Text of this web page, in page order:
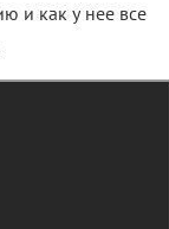
и как у нее все